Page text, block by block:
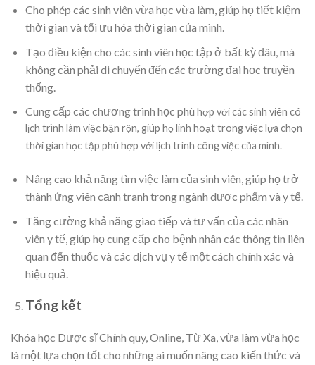
Cho phép các sinh viên vừa học vừa làm, giúp họ tiết kiệm
thời gian và tối ưu hóa thời gian của mình.
Tạo điều kiện cho các sinh viên học tập ở bất kỳ đâu, mà
không cần phải di chuyển đến các trường đại học truyền
thống.
Cung cấp các chương trình học phù hợp với các sinh viên có
lịch trình làm việc bận rộn, giúp họ linh hoạt trong việc lựa chọn
thời gian học tập phù hợp với lịch trình công việc của mình.
Nâng cao khả năng tìm việc làm của sinh viên, giúp họ trở
thành ứng viên cạnh tranh trong ngành dược phẩm và y tế.
Tăng cường khả năng giao tiếp và tư vấn của các nhân
viên y tế, giúp họ cung cấp cho bệnh nhân các thông tin liên
quan đến thuốc và các dịch vụ y tế một cách chính xác và
hiệu quả.
Tổng kết
Khóa học Dược sĩ Chính quy, Online, Từ Xa, vừa làm vừa học
là một lựa chọn tốt cho những ai muốn nâng cao kiến thức và